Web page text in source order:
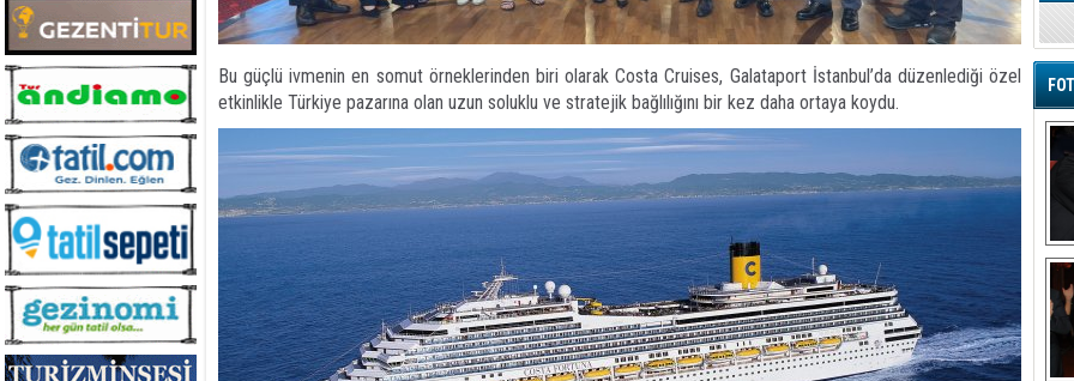
Bu güçlü ivmenin en somut örneklerinden biri olarak Costa Cruises, Galataport İstanbul’da düzenlediği özel
etkinlikle Türkiye pazarına olan uzun soluklu ve stratejik bağlılığını bir kez daha ortaya koydu.